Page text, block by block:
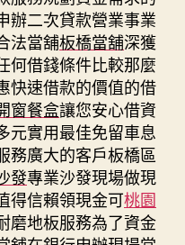
辦二次貸款營業事業
法當舖板橋當舖深獲
何借錢條件比較那麼
快速借款的價值的借
窗餐盒讓您安心借資
元實用最佳免留車息
務廣大的客戶板橋區
發專業沙發現場做現
得信賴領現金可桃園
磨地板服務為了資金